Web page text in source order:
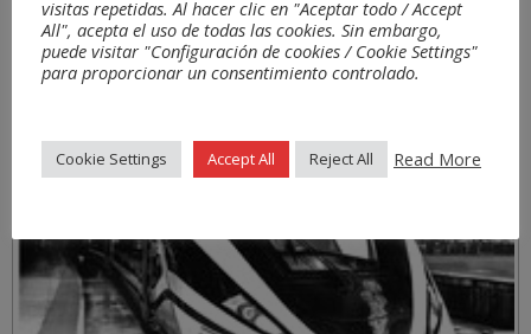
Bereiche
visitas repetidas. Al hacer clic en "Aceptar todo / Accept
All", acepta el uso de todas las cookies. Sin embargo,
puede visitar "Configuración de cookies / Cookie Settings"
para proporcionar un consentimiento controlado.
Cookie Settings Accept All Reject All Read More